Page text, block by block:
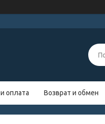
оплата Возврат и обмен